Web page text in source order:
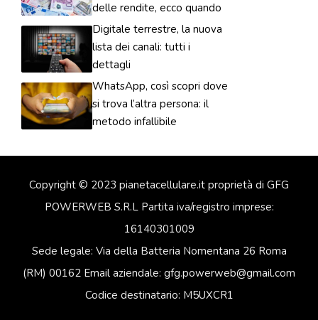
delle rendite, ecco quando
Digitale terrestre, la nuova
lista dei canali: tutti i
dettagli
WhatsApp, così scopri dove
si trova l’altra persona: il
metodo infallibile
Copyright © 2023 pianetacellulare.it proprietà di GFG
POWERWEB S.R.L Partita iva/registro imprese:
16140301009
Sede legale: Via della Batteria Nomentana 26 Roma
(RM) 00162 Email aziendale: gfg.powerweb@gmail.com
Codice destinatario: M5UXCR1